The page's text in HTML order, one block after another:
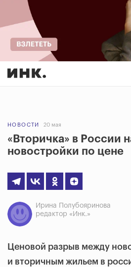
НОВОСТИ 20 мая
«Вторичка» в России
новостройки по цене
Ирина Полубояринова
редактор «Инк.»
Ценовой разрыв между
и вторичным жильем в